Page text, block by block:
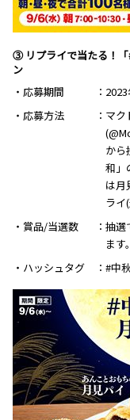
③ リプライで当たる！
ン
・応募期間
・応募方法
マク
から
和」
は月
ライ
・賞品/当選数
抽選
ます。
・ハッシュタグ
#中